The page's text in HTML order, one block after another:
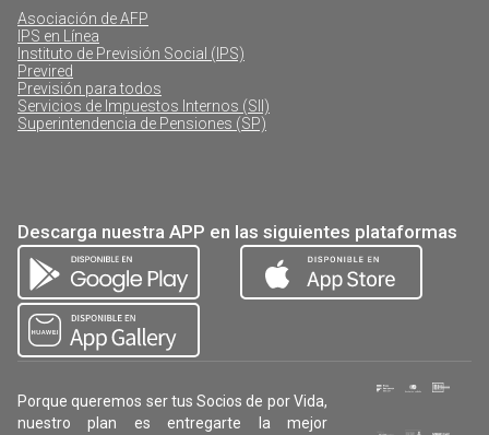
Asociación de AFP
IPS en Línea
Instituto de Previsión Social (IPS)
Previred
Previsión para todos
Servicios de Impuestos Internos (SII)
Superintendencia de Pensiones (SP)
Descarga nuestra APP en las siguientes plataformas
Porque queremos ser tus Socios de por Vida,
nuestro plan es entregarte la mejor